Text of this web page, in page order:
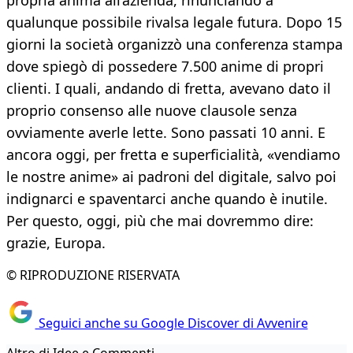
qualunque possibile rivalsa legale futura. Dopo 15
giorni la società organizzò una conferenza stampa
dove spiegò di possedere 7.500 anime di propri
clienti. I quali, andando di fretta, avevano dato il
proprio consenso alle nuove clausole senza
ovviamente averle lette. Sono passati 10 anni. E
ancora oggi, per fretta e superficialità, «vendiamo
le nostre anime» ai padroni del digitale, salvo poi
indignarci e spaventarci anche quando è inutile.
Per questo, oggi, più che mai dovremmo dire:
grazie, Europa.
© RIPRODUZIONE RISERVATA
Seguici anche su Google Discover di Avvenire